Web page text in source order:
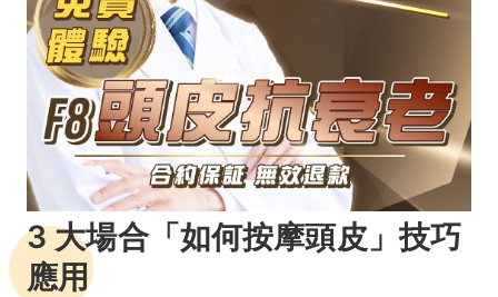
3 大場合「如何按摩頭皮」技巧
應用